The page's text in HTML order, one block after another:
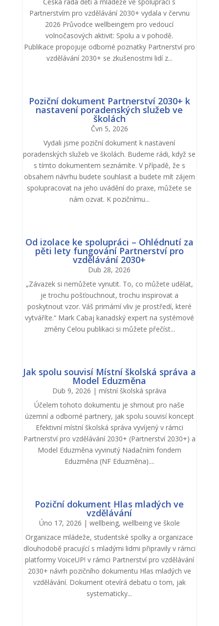
Partnerstvím pro vzdělávání 2030+ vydala v červnu
2026 Průvodce wellbeingem pro vedoucí
volnočasových aktivit: Spolu a v pohodě.
Publikace propojuje odborné poznatky Partnerství pro
vzdělávání 2030+ se zkušenostmi lidí z...
Poziční dokument Partnerství 2030+ k
nastavení poradenských služeb ve
školách
Čvn 5, 2026
Vydali jsme poziční dokument k nastavení
poradenských služeb ve školách. Budeme rádi, když se
s tímto dokumentem seznámíte. V případě, že s
obsahem návrhu budete souhlasit a budete mít zájem
spolupracovat na jeho uvádění do praxe, můžete se
nám ozvat. K pozičnímu...
Od izolace ke spolupráci – Ohlédnutí za
pěti lety fungování Partnerství pro
vzdělávání 2030+
Dub 28, 2026
„Závazek si nemůžete vynutit. To, co můžete udělat,
je trochu pošťouchnout, trochu inspirovat a
poskytnout vzor. Váš primární vliv je prostředí, které
vytváříte.“ Mark Cabaj kanadský expert na systémové
změny Celou publikaci si můžete přečíst...
Jak spolu souvisí Místní školská správa a
Model Eduzměna
Dub 9, 2026 |místní školská správa
Účelem tohoto dokumentu je shrnout pro naše
územní a odborné partnery, jak spolu souvisí koncept
Efektivní místní školská správa vyvíjený v rámci
Partnerství pro vzdělávání 2030+ (Partnerství 2030+) a
Model Eduzměna vyvinutý Nadačním fondem
Eduzměna (NF Eduzměna)....
Poziční dokument Hlas mladých ve
vzdělávání
Úno 17, 2026 | wellbeing, wellbeing ve škole
Organizace mládeže, studentské spolky a organizace
dlouhodobě pracující s mladými lidmi připravily v rámci
platformy VoiceUP! v rámci Partnerství pro vzdělávání
2030+ návrh pozičního dokumentu Hlas mladých ve
vzdělávání. Dokument otevírá debatu o tom, jak
systematicky...